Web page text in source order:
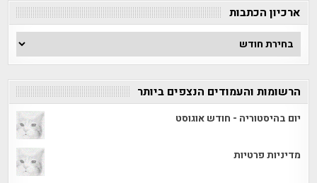
ארכיון הכתבות
ארכיון
הכתבות
הרשומות והעמודים הנצפים ביותר
יום בהיסטוריה - חודש אוגוסט
מדיניות פרטיות